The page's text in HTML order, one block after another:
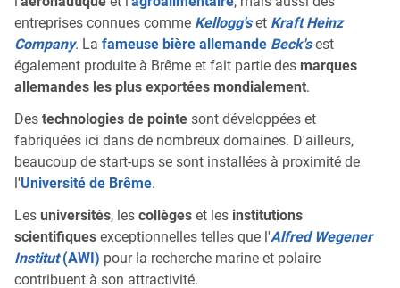
entreprises connues comme Kellogg'set Kraft Heinz
Company. La fameuse bière allemande Beck'sest
également produite à Brême et fait partie des marques
allemandes les plus exportées mondialement.
Des technologies de pointe sont développées et
fabriquées ici dans de nombreux domaines. D'ailleurs,
beaucoup de start-ups se sont installées à proximité de
l'Université de Brême.
Les universités, les collèges et les institutions
scientifiques exceptionnelles telles que l'Alfred Wegener
Institut(AWI) pour la recherche marine et polaire
contribuent à son attractivité.